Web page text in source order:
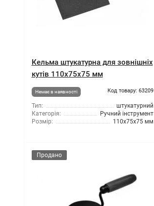
Кельма штукатурна для зовнішніх
кутів 110x75x75 мм
Немає в наявності Код товару: 63209
Тип:
штукатурний
Категорія:
Ручний інструмент
Розмір:
110x75x75 мм
Продано